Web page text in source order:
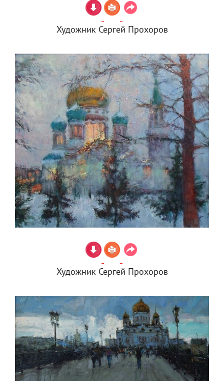
Художник Сергей Прохоров
Художник Сергей Прохоров